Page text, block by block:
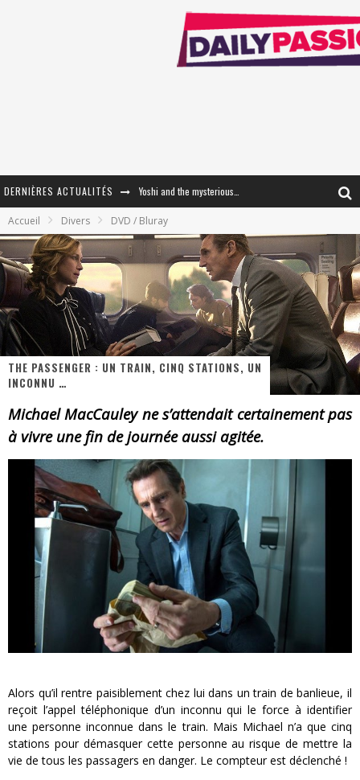
DERNIÈRES ACTUALITÉS
« The Broken Ring / This Mariage Will Fail Anyway » (Tome 2) – Préparer sa vengeance…
« Mon Village Révolté » - Combattre un Projet !
« Le Béton et le Bambou / Propositions pour Mayotte et le Monde. » - Améliorations !
Star Fox
« MOFUSAND / Parler Japonais » – Des Expressions Pratiques !
« Dr Wertham / L’homme qui étudia les tueurs en série » - Un Métier à Risque !
« Le Vent dand les Saules » - Une Belle Histoire !
Splatoon Raiders
Accueil Divers DVD / Bluray
THE PASSENGER : UN TRAIN, CINQ STATIONS, UN
INCONNU …
Michael MacCauley ne s’attendait certainement pas
à vivre une fin de journée aussi agitée.
Alors qu’il rentre paisiblement chez lui dans un train de banlieue, il
reçoit l’appel téléphonique d’un inconnu qui le force à identifier
une personne inconnue dans le train. Mais Michael n’a que cinq
stations pour démasquer cette personne au risque de mettre la
vie de tous les passagers en danger. Le compteur est déclenché !